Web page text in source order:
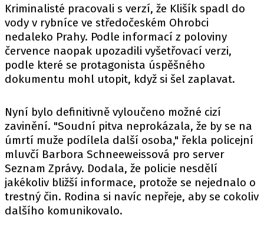
Kriminalisté pracovali s verzí, že Klišík spadl do
vody v rybníce ve středočeském Ohrobci
nedaleko Prahy. Podle informací z poloviny
července naopak upozadili vyšetřovací verzi,
podle které se protagonista úspěšného
dokumentu mohl utopit, když si šel zaplavat.
Nyní bylo definitivně vyloučeno možné cizí
zavinění. "Soudní pitva neprokázala, že by se na
úmrtí muže podílela další osoba," řekla policejní
mluvčí Barbora Schneeweissová pro server
Seznam Zprávy. Dodala, že policie nesdělí
jakékoliv bližší informace, protože se nejednalo o
trestný čin. Rodina si navíc nepřeje, aby se cokoliv
dalšího komunikovalo.